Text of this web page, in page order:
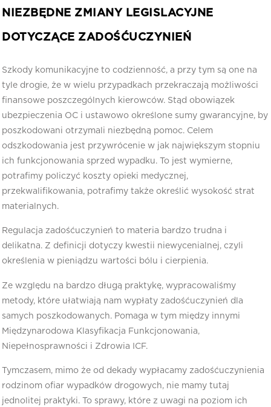
NIEZBĘDNE ZMIANY LEGISLACYJNE
DOTYCZĄCE ZADOŚĆUCZYNIEŃ
Szkody komunikacyjne to codzienność, a przy tym są one na
tyle drogie, że w wielu przypadkach przekraczają możliwości
finansowe poszczególnych kierowców. Stąd obowiązek
ubezpieczenia OC i ustawowo określone sumy gwarancyjne, by
poszkodowani otrzymali niezbędną pomoc. Celem
odszkodowania jest przywrócenie w jak największym stopniu
ich funkcjonowania sprzed wypadku. To jest wymierne,
potrafimy policzyć koszty opieki medycznej,
przekwalifikowania, potrafimy także określić wysokość strat
materialnych.
Regulacja zadośćuczynień to materia bardzo trudna i
delikatna. Z definicji dotyczy kwestii niewycenialnej, czyli
określenia w pieniądzu wartości bólu i cierpienia.
Ze względu na bardzo długą praktykę, wypracowaliśmy
metody, które ułatwiają nam wypłaty zadośćuczynień dla
samych poszkodowanych. Pomaga w tym między innymi
Międzynarodowa Klasyfikacja Funkcjonowania,
Niepełnosprawności i Zdrowia ICF.
Tymczasem, mimo że od dekady wypłacamy zadośćuczynienia
rodzinom ofiar wypadków drogowych, nie mamy tutaj
jednolitej praktyki. To sprawy, które z uwagi na poziom ich